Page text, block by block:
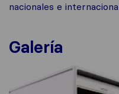
nacionales e
Galería